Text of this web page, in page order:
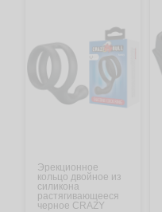
Эрекционное
кольцо двойное из
силикона
растягивающееся
черное CRAZY